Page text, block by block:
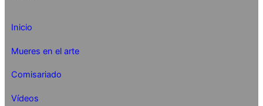
Inicio
Mueres en el arte
Comisariado
Vídeos